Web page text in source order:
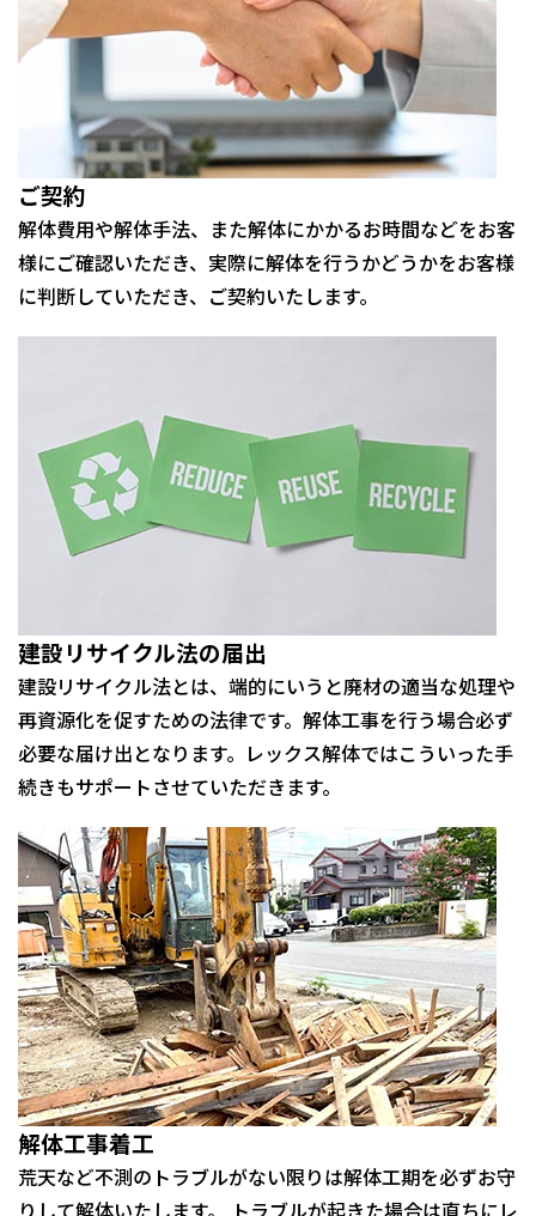
ご契約
解体費用や解体手法、また解体にかかるお時間などをお客
様にご確認いただき、実際に解体を行うかどうかをお客様
に判断していただき、ご契約いたします。
建設リサイクル法の届出
建設リサイクル法とは、端的にいうと廃材の適当な処理や
再資源化を促すための法律です。解体工事を行う場合必ず
必要な届け出となります。レックス解体ではこういった手
続きもサポートさせていただきます。
解体工事着工
荒天など不測のトラブルがない限りは解体工期を必ずお守